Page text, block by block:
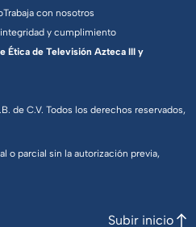
de C.V. Todos los derechos reservados,
o parcial sin la autorización previa,
Trabaja con nosotros
y cumplimiento
Ética de Televisión Azteca III y
Subir inicio